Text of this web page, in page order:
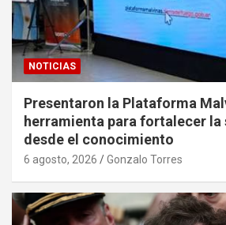
NOTICIAS
Presentaron la Plataforma
herramienta para fortalecer la
desde el conocimiento
6 agosto, 2026 Gonzalo Torres